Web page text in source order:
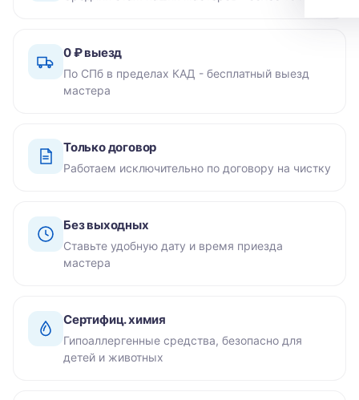
0 ₽ выезд
По СПб в пределах КАД - бесплатный выезд
мастера
Только договор
Работаем исключительно по договору на чистку
Без выходных
Ставьте удобную дату и время приезда
мастера
Сертифиц. химия
Гипоаллергенные средства, безопасно для
детей и животных